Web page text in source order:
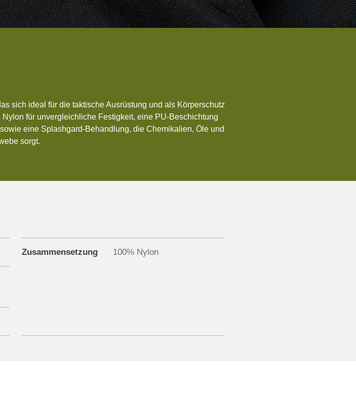
sich ideal für die taktische Ausrüstung und als Körperschutz
für unvergleichliche Festigkeit, eine PU-Beschichtung
eine Splashgard-Behandlung, die Chemikalien, Öle und
sorgt.
Zusammensetzung 100% Nylon